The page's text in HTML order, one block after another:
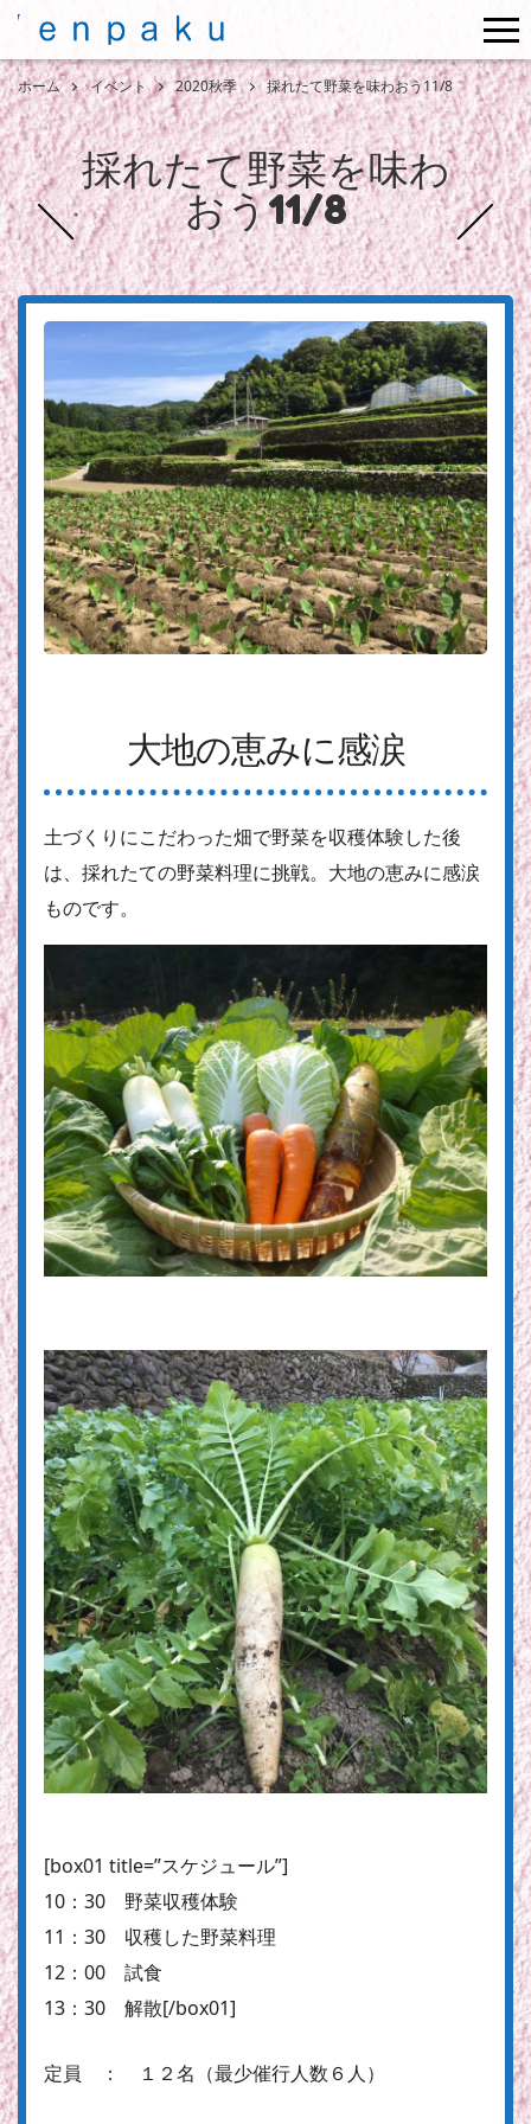
ホーム イベント 2020秋季 採れたて野菜を味わおう11/8
採れたて野菜を味わ
おう11/8
大地の恵みに感涙
土づくりにこだわった畑で野菜を収穫体験した後
は、採れたての野菜料理に挑戦。大地の恵みに感涙
ものです。
[box01 title=”スケジュール”]
10：30 野菜収穫体験
11：30 収穫した野菜料理
12：00 試食
13：30 解散[/box01]
定員 ： １２名（最少催行人数６人）